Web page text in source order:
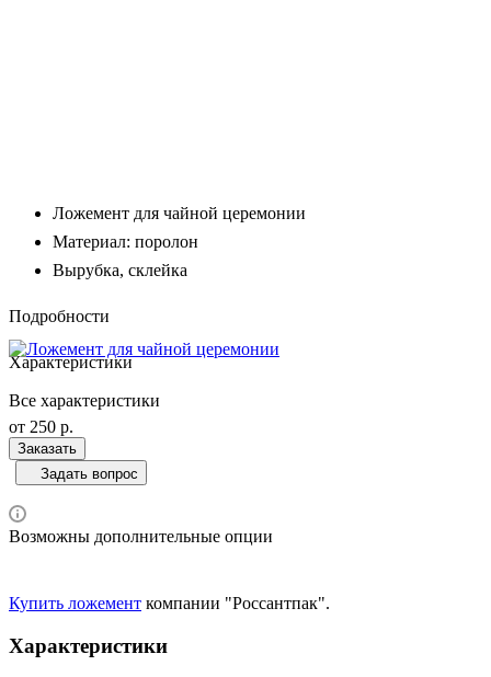
Ложемент для чайной церемонии
Материал: поролон
Вырубка, склейка
Подробности
Характеристики
Все характеристики
от 250 р.
Заказать
Задать вопрос
Возможны дополнительные опции
Купить ложемент компании "Россантпак".
Характеристики